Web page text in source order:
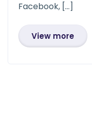
Facebook, […]
View more